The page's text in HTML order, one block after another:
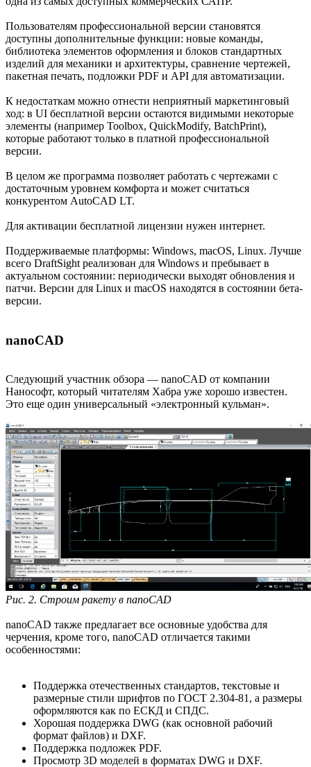
Пользователям профессиональной версии становятся
доступны дополнительные функции: новые команды,
библиотека элементов оформления и блоков стандартных
изделий для механики и архитектуры, сравнение чертежей,
пакетная печать, подложки PDF и API для автоматизации.
К недостаткам можно отнести неприятный маркетинговый
ход: в UI бесплатной версии остаются видимыми некоторые
элементы (например Toolbox, QuickModify, BatchPrint),
которые работают только в платной профессиональной
версии.
В целом же программа позволяет работать с чертежами с
достаточным уровнем комфорта и может считаться
конкурентом AutoCAD LT.
Для активации бесплатной лицензии нужен интернет.
Поддерживаемые платформы: Windows, macOS, Linux. Лучше
всего DraftSight реализован для Windows и пребывает в
актуальном состоянии: периодически выходят обновления и
патчи. Версии для Linux и macOS находятся в состоянии бета-
версии.
nanoCAD
Следующий участник обзора — nanoCAD от компании
Нанософт, который читателям Хабра уже хорошо известен.
Это еще один универсальный «электронный кульман».
Рис. 2. Строим ракету в nanoCAD
nanoCAD также предлагает все основные удобства для
черчения, кроме того, nanoCAD отличается такими
особенностями:
Поддержка отечественных стандартов, текстовые и
размерные стили шрифтов по ГОСТ 2.304-81, а размеры
оформляются как по ЕСКД и СПДС.
Хорошая поддержка DWG (как основной рабочий
формат файлов) и DXF.
Поддержка подложек PDF.
Просмотр 3D моделей в форматах DWG и DXF.